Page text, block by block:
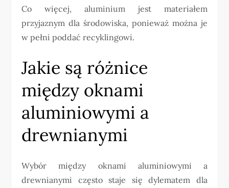
Co więcej, aluminium jest materiałem
przyjaznym dla środowiska, ponieważ można je
w pełni poddać recyklingowi.
Jakie są różnice
między oknami
aluminiowymi a
drewnianymi
Wybór między oknami aluminiowymi a
drewnianymi często staje się dylematem dla